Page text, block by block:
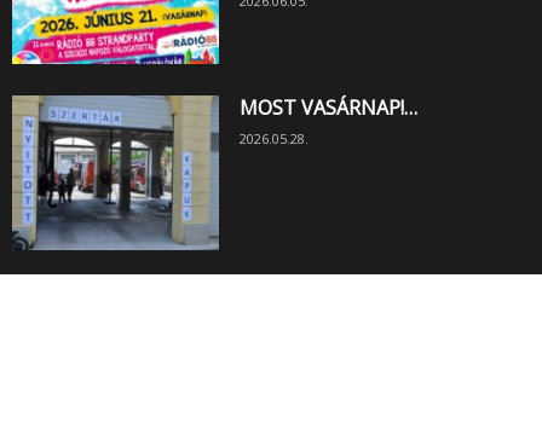
MOST VASÁRNAP!…
2026.05.28.